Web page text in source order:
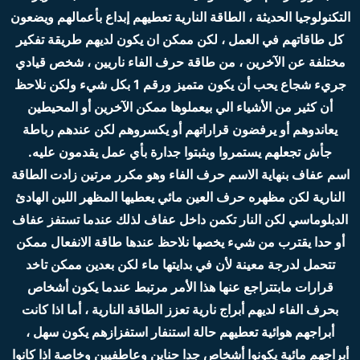
التكنولوجيا الحديثة ، الطاقة النارية تعطيهم إبداع بأعمالهم ويضعون
كل طاقاتهم في العمل ، لكن ممكن ان يكون لديهم طريقة تفكير
مختلفة عن الآخرين ، من طاقة حرف الفاء ناريين ، شخص قيادي
جريء شجاع يحب أن يكون متميز ورقم 1 بكل شيء ولكن نلاحظ
أن كثير من الأشياء الي بيعملوها ممكن الآخرين أو المحيطين
يعاندوهم أو يرفضون قراراتهم أو يكسروهم لكن عندهم رباطة
جأش تجعلهم يستمروا ويثبتوا جدارة بأي عمل يقدمون عليه.
اسم عفاف بنهاية الاسم حرف الفاء وهو مكرر مرتين زادت الطاقة
النارية لكن مظهره حرف العين مائي يعطيها المظهر اللين الهادئ
الدبلوماسي لكن النار تكمن داخل عفاف لذلك عندما تستفز عفاف
أو حدا يقترب من شيء يخصها نلاحظ عندها طاقة الانفعال ممكن
تتحمل لدرجة معينة لأن في بدايتها ماء لكن بعدين ممكن تاخد
قرارات مابتتراجع عنها هذا الأمر مرتبط عندما يكون أشخاص
بحرف الفاء لديهم أبراج نارية تعزز الطاقة النارية ، أما اذا كانت
أبراجهم هوائية تعطيهم حالة استنفار استفزازهم يكون سهل ،
أبراجهم مائية يكونوا أشخاص جدا حناين وعاطفيين وخاصة اذا كانوا